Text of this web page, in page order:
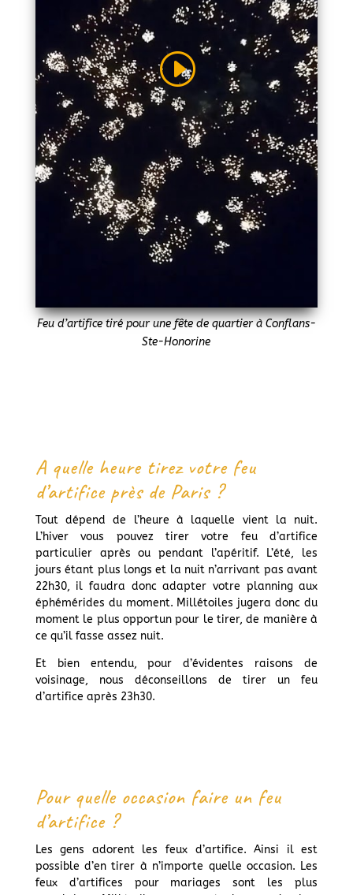
Feu d’artifice tiré pour une fête de quartier à Conflans-
Ste-Honorine
A quelle heure tirez votre feu
d’artifice près de Paris ?
Tout dépend de l’heure à laquelle vient la nuit.
L’hiver vous pouvez tirer votre feu d’artifice
particulier après ou pendant l’apéritif. L’été, les
jours étant plus longs et la nuit n’arrivant pas avant
22h30, il faudra donc adapter votre planning aux
éphémérides du moment. Millétoiles jugera donc du
moment le plus opportun pour le tirer, de manière à
ce qu’il fasse assez nuit.
Et bien entendu, pour d’évidentes raisons de
voisinage, nous déconseillons de tirer un feu
d’artifice après 23h30.
Pour quelle occasion faire un feu
d’artifice ?
Les gens adorent les feux d’artifice. Ainsi il est
possible d’en tirer à n’importe quelle occasion. Les
feux d’artifices pour mariages sont les plus